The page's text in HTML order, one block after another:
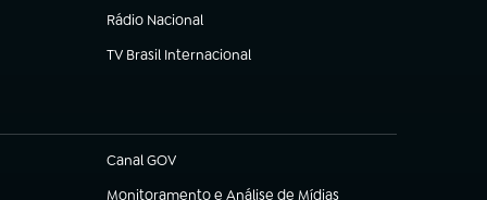
Rádio Nacional
TV Brasil Internacional
(abre em nova aba)
Canal GOV
(abre em nova aba)
Monitoramento e Análise de Mídias